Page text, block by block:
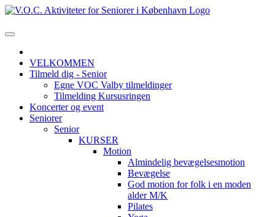
VELKOMMEN
Tilmeld dig - Senior
Egne VOC Valby tilmeldinger
Tilmelding Kursusringen
Koncerter og event
Seniorer
Senior
KURSER
Motion
Almindelig bevægelsesmotion
Bevægelse
God motion for folk i en moden
alder M/K
Pilates